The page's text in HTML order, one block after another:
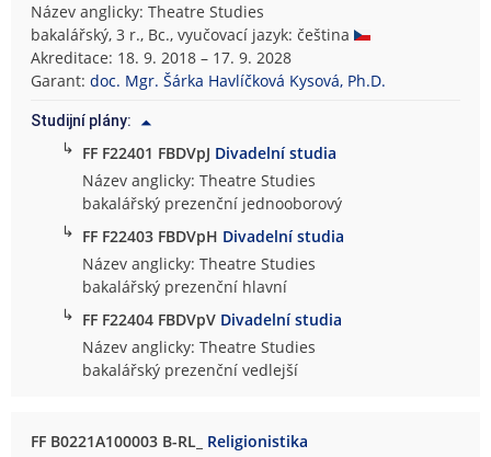
Název anglicky: Theatre Studies
bakalářský, 3 r., Bc., vyučovací jazyk: čeština
Akreditace: 18. 9. 2018 – 17. 9. 2028
Garant:doc. Mgr. Šárka Havlíčková Kysová, Ph.D.
Studijní plány:
↳ FF F22401 FBDVpJ Divadelní studia
Název anglicky: Theatre Studies
bakalářský prezenční jednooborový
↳ FF F22403 FBDVpH Divadelní studia
Název anglicky: Theatre Studies
bakalářský prezenční hlavní
↳ FF F22404 FBDVpV Divadelní studia
Název anglicky: Theatre Studies
bakalářský prezenční vedlejší
FF B0221A100003 B-RL_ Religionistika